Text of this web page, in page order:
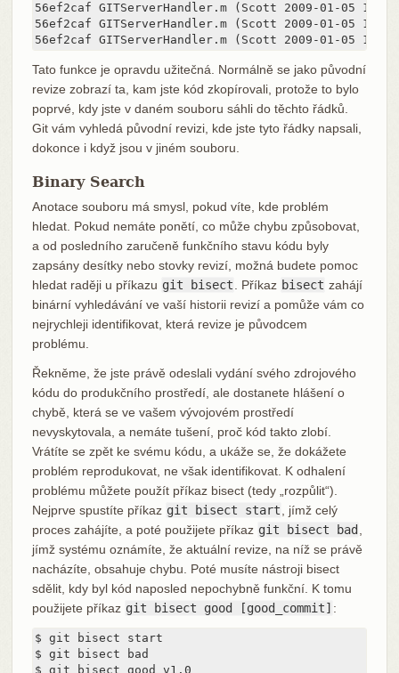
56ef2caf GITServerHandler.m (Scott 2009-01-05
56ef2caf GITServerHandler.m (Scott 2009-01-
56ef2caf GITServerHandler.m (Scott 2009-01-05 153)
Tato funkce je opravdu užitečná. Normálně se jako původní
revize zobrazí ta, kam jste kód zkopírovali, protože to bylo
poprvé, kdy jste v daném souboru sáhli do těchto řádků.
Git vám vyhledá původní revizi, kde jste tyto řádky napsali,
dokonce i když jsou v jiném souboru.
Binary Search
Anotace souboru má smysl, pokud víte, kde problém
hledat. Pokud nemáte ponětí, co může chybu způsobovat,
a od posledního zaručeně funkčního stavu kódu byly
zapsány desítky nebo stovky revizí, možná budete pomoc
hledat raději u příkazu git bisect . Příkaz bisect zahájí
binární vyhledávání ve vaší historii revizí a pomůže vám co
nejrychleji identifikovat, která revize je původcem
problému.
Řekněme, že jste právě odeslali vydání svého zdrojového
kódu do produkčního prostředí, ale dostanete hlášení o
chybě, která se ve vašem vývojovém prostředí
nevyskytovala, a nemáte tušení, proč kód takto zlobí.
Vrátíte se zpět ke svému kódu, a ukáže se, že dokážete
problém reprodukovat, ne však identifikovat. K odhalení
problému můžete použít příkaz bisect (tedy „rozpůlit“).
Nejprve spustíte příkaz git bisect start
, jímž celý
proces zahájíte, a poté použijete příkaz git bisect bad
jímž systému oznámíte, že aktuální revize, na níž se právě
nacházíte, obsahuje chybu. Poté musíte nástroji bisect
sdělit, kdy byl kód naposled nepochybně funkční. K tomu
použijete příkaz git bisect good [good_commit] :
$ git bisect start
$ git bisect bad
$ git bisect good v1.0